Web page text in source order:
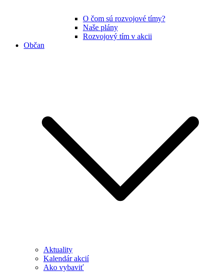
O čom sú rozvojové tímy?
Naše plány
Rozvojový tím v akcii
Občan
Aktuality
Kalendár akcií
Ako vybaviť